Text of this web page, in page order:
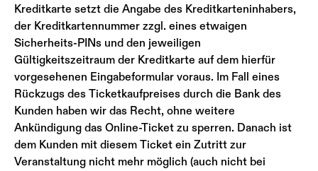
Kreditkarte setzt die Angabe des Kreditkarteninhabers,
der Kreditkartennummer zzgl. eines etwaigen
Sicherheits-PINs und den jeweiligen
Gültigkeitszeitraum der Kreditkarte auf dem hierfür
vorgesehenen Eingabeformular voraus. Im Fall eines
Rückzugs des Ticketkaufpreises durch die Bank des
Kunden haben wir das Recht, ohne weitere
Ankündigung das Online-Ticket zu sperren. Danach ist
dem Kunden mit diesem Ticket ein Zutritt zur
Veranstaltung nicht mehr möglich (auch nicht bei